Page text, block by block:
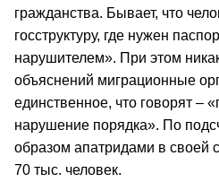
гражданства. Бывает, что
госструктуру, где нужен
нарушителем». При этом
объяснений миграционные
единственное, что говорят –
нарушение порядка». По
образом апатридами в своей
70 тыс. человек.